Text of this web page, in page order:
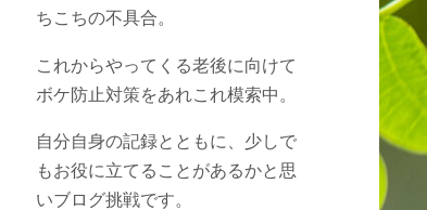
ちこちの不具合。
これからやってくる老後に向けて
ボケ防止対策をあれこれ模索中。
自分自身の記録とともに、少しで
もお役に立てることがあるかと思
いブログ挑戦です。